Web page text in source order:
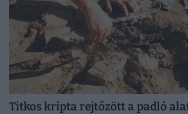
Titkos kripta rejtőzött a padló